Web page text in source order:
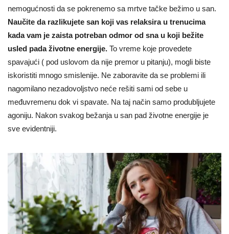
nemogućnosti da se pokrenemo sa mrtve tačke bežimo u san.
Naučite da razlikujete san koji vas relaksira u trenucima
kada vam je zaista potreban odmor od sna u koji bežite
usled pada životne energije. To vreme koje provedete
spavajući ( pod uslovom da nije premor u pitanju), mogli biste
iskoristiti mnogo smislenije. Ne zaboravite da se problemi ili
nagomilano nezadovoljstvo neće rešiti sami od sebe u
međuvremenu dok vi spavate. Na taj način samo produbljujete
agoniju. Nakon svakog bežanja u san pad životne energije je
sve evidentniji.